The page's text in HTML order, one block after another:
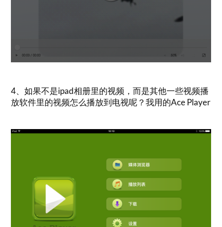
4、如果不是ipad相册里的视频，而是其他一些视频播
放软件里的视频怎么播放到电视呢？我用的Ace Player